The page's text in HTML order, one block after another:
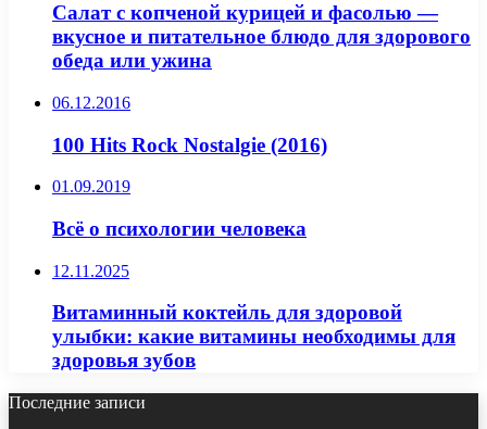
Салат с копченой курицей и фасолью —
вкусное и питательное блюдо для здорового
обеда или ужина
06.12.2016
100 Hits Rock Nostalgie (2016)
01.09.2019
Всё о психологии человека
12.11.2025
Витаминный коктейль для здоровой
улыбки: какие витамины необходимы для
здоровья зубов
Последние записи